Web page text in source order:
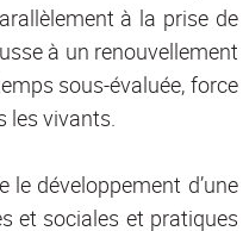
à la prise de
à un renouvellement
sous-évaluée, force
les vivants.
le développement d’une
et sociales et pratiques